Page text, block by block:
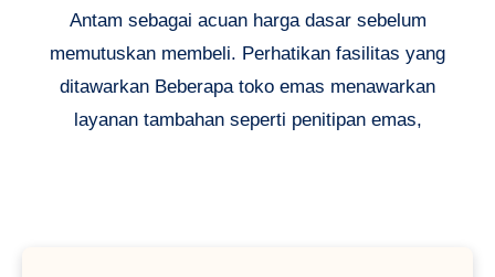
Antam sebagai acuan harga dasar sebelum
memutuskan membeli. Perhatikan fasilitas yang
ditawarkan Beberapa toko emas menawarkan
layanan tambahan seperti penitipan emas,